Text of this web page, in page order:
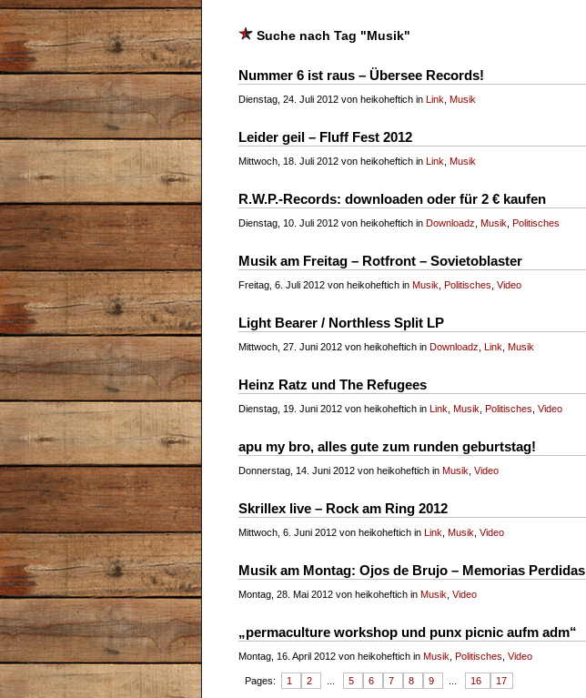
Suche nach Tag "Musik"
Nummer 6 ist raus – Übersee Records!
Dienstag, 24. Juli 2012 von heikoheftich in Link Musik
Leider geil – Fluff Fest 2012
Mittwoch, 18. Juli 2012 von heikoheftich in Link Musik
R.W.P.-Records: downloaden oder für 2 € kaufen
Dienstag, 10. Juli 2012 von heikoheftich in Downloadz Musik Politisches
Musik am Freitag – Rotfront – Sovietoblaster
Freitag, 6. Juli 2012 von heikoheftich in Musik Politisches Video
Light Bearer / Northless Split LP
Mittwoch, 27. Juni 2012 von heikoheftich in Downloadz Link Musik
Heinz Ratz und The Refugees
Dienstag, 19. Juni 2012 von heikoheftich in Link Musik Politisches Video
apu my bro, alles gute zum runden geburtstag!
Donnerstag, 14. Juni 2012 von heikoheftich in Musik Video
Skrillex live – Rock am Ring 2012
Mittwoch, 6. Juni 2012 von heikoheftich in Link Musik Video
Musik am Montag: Ojos de Brujo – Memorias Perdidas
Montag, 28. Mai 2012 von heikoheftich in Musik Video
„permaculture workshop und punx picnic aufm adm“
Montag, 16. April 2012 von heikoheftich in Musik Politisches Video
Pages: 1 2 5 6 7 8 9 16 17